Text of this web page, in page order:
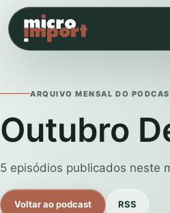
ARQUIVO MENSAL DO
Outubro
5 episódios publicados neste
Voltar ao podcast RSS